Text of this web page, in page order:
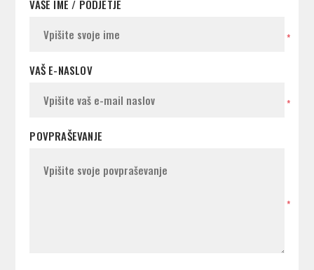
VAŠE IME / PODJETJE
*
VAŠ E-NASLOV
*
POVPRAŠEVANJE
*